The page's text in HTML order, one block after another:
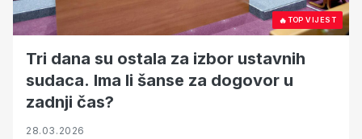
🔥TOP VIJEST
Tri dana su ostala za izbor ustavnih
sudaca. Ima li šanse za dogovor u
zadnji čas?
28.03.2026